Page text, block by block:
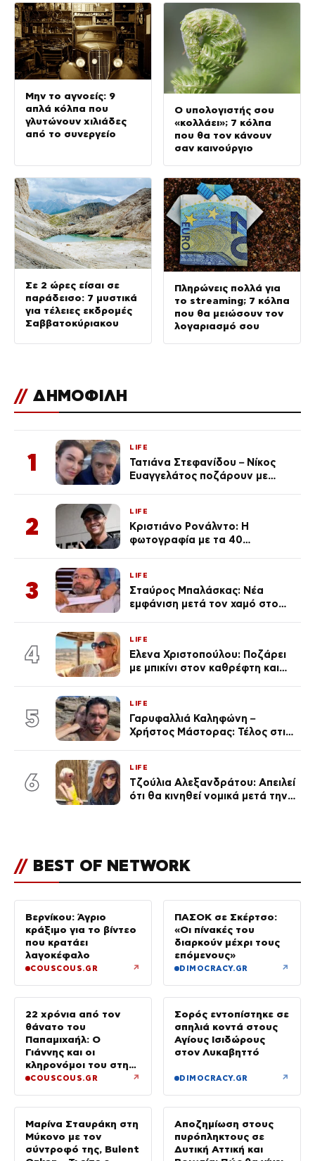
Μην το αγνοείς: 9
απλά κόλπα που
γλυτώνουν χιλιάδες
από το συνεργείο
Ο υπολογιστής σου
«κολλάει»; 7 κόλπα
που θα τον κάνουν
σαν καινούργιο
Σε 2 ώρες είσαι σε
παράδεισο: 7 μυστικά
για τέλειες εκδρομές
Σαββατοκύριακου
Πληρώνεις πολλά για
το streaming; 7 κόλπα
που θα μειώσουν τον
λογαριασμό σου
// ΔΗΜΟΦΙΛΗ
1
LIFE
Τατιάνα Στεφανίδου – Νίκος
Ευαγγελάτος ποζάρουν με
2
LIFE
Κριστιάνο Ρονάλντο: Η
φωτογραφία με τα 40
εκ. likes
3
LIFE
Σταύρος Μπαλάσκας: Νέα
εμφάνιση μετά τον χαμό στο
4
LIFE
Έλενα Χριστοπούλου: Ποζάρει
με μπικίνι στον καθρέφτη και
καθεμία…» (Βίντεο)
5
LIFE
Γαρυφαλλιά Καληφώνη –
Χρήστος Μάστορας: Τέλος στις
6
LIFE
Τζούλια Αλεξανδράτου: Απειλεί
ότι θα κινηθεί νομικά μετά την
// BEST OF NETWORK
Βερνίκου: Άγριο
κράξιμο για το βίντεο
που κρατάει
λαγοκέφαλο
COUSCOUS.GR ↗
ΠΑΣΟΚ σε Σκέρτσο:
«Οι πίνακές του
διαρκούν μέχρι τους
επόμενους»
DIMOCRACY.GR ↗
22 χρόνια από τον
θάνατο του
Παπαμιχαήλ: Ο
Γιάννης και οι
κληρονόμοι του στη
διαθήκη
COUSCOUS.GR ↗
Σορός εντοπίστηκε σε
σπηλιά κοντά στους
Αγίους Ισιδώρους
στον Λυκαβηττό
DIMOCRACY.GR ↗
Μαρίνα Σταυράκη στη
Μύκονο με τον
σύντροφό της, Bulent
Αποζημίωση στους
πυρόπληκτους σε
Δυτική Αττική και